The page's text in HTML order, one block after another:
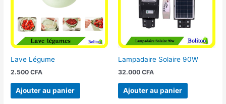
Lave Légume
2.500CFA
Ajouter au panier
Lampadaire Solaire 90W
32.000 CFA
Ajouter au panier